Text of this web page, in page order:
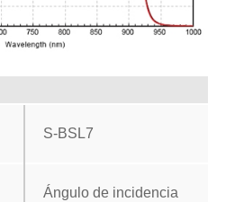
S-BSL7
Ángulo de incidencia